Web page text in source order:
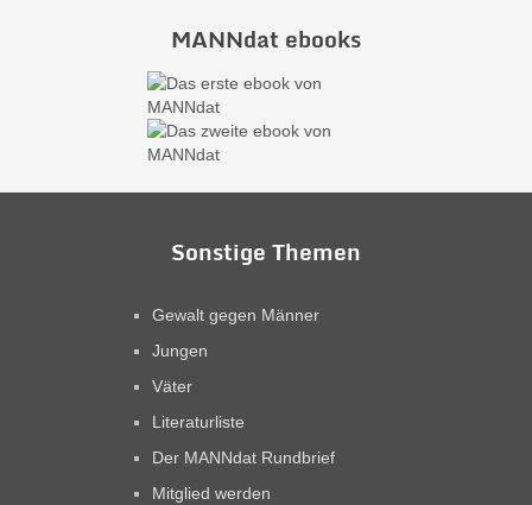
MANNdat ebooks
Sonstige Themen
Gewalt gegen Männer
Jungen
Väter
Literaturliste
Der MANNdat Rundbrief
Mitglied werden